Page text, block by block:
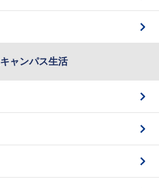
ャンパス生活